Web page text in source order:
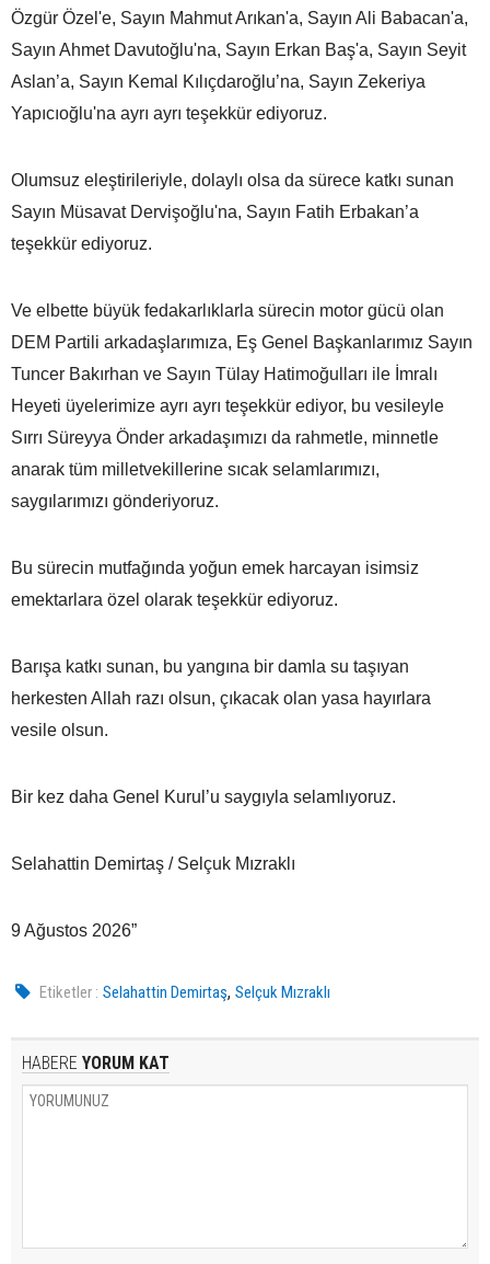
Özgür Özel'e, Sayın Mahmut Arıkan'a, Sayın Ali Babacan'a,
Sayın Ahmet Davutoğlu'na, Sayın Erkan Baş'a, Sayın Seyit
Aslan’a, Sayın Kemal Kılıçdaroğlu’na, Sayın Zekeriya
Yapıcıoğlu'na ayrı ayrı teşekkür ediyoruz.
Olumsuz eleştirileriyle, dolaylı olsa da sürece katkı sunan
Sayın Müsavat Dervişoğlu'na, Sayın Fatih Erbakan’a
teşekkür ediyoruz.
Ve elbette büyük fedakarlıklarla sürecin motor gücü olan
DEM Partili arkadaşlarımıza, Eş Genel Başkanlarımız Sayın
Tuncer Bakırhan ve Sayın Tülay Hatimoğulları ile İmralı
Heyeti üyelerimize ayrı ayrı teşekkür ediyor, bu vesileyle
Sırrı Süreyya Önder arkadaşımızı da rahmetle, minnetle
anarak tüm milletvekillerine sıcak selamlarımızı,
saygılarımızı gönderiyoruz.
Bu sürecin mutfağında yoğun emek harcayan isimsiz
emektarlara özel olarak teşekkür ediyoruz.
Barışa katkı sunan, bu yangına bir damla su taşıyan
herkesten Allah razı olsun, çıkacak olan yasa hayırlara
vesile olsun.
Bir kez daha Genel Kurul’u saygıyla selamlıyoruz.
Selahattin Demirtaş / Selçuk Mızraklı
9 Ağustos 2026”
Etiketler : Selahattin Demirtaş,Selçuk Mızraklı
HABERE YORUM KAT